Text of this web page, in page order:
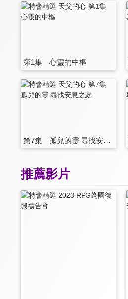
第1集 心靈的中樞
第7集 孤兒的靈 尋找安息之處
推薦影片